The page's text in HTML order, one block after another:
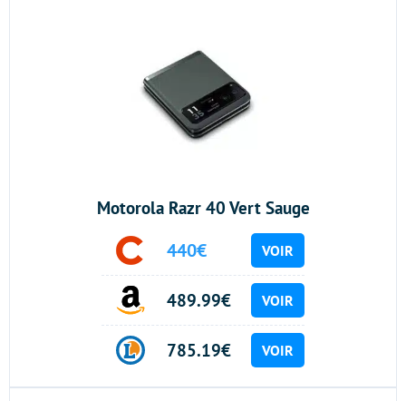
Motorola Razr 40 Vert Sauge
440€ VOIR
489.99€ VOIR
785.19€ VOIR